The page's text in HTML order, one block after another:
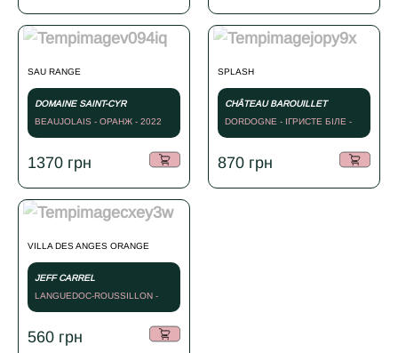
SAU RANGE
DOMAINE SAINT-CYR
BEAUJOLAIS - ОРАНЖ - 2022
1370 грн
SPLASH
CHÂTEAU BAROUILLET
DORDOGNE - ІГРИСТЕ БІЛЕ -
2023
870 грн
VILLA DES ANGES ORANGE
JEFF CARREL
LANGUEDOC-ROUSSILLON -
ОРАНЖ - NV
560 грн